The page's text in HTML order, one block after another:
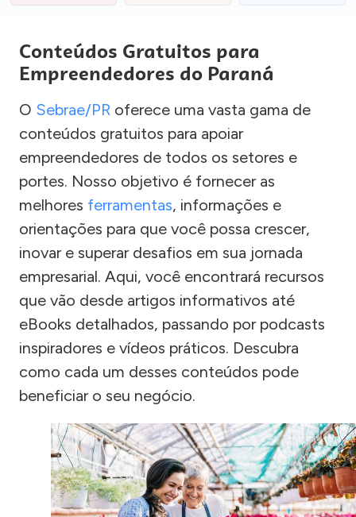
Conteúdos Gratuitos para
Empreendedores do Paraná
O Sebrae/PR oferece uma vasta gama de
conteúdos gratuitos para apoiar
empreendedores de todos os setores e
portes. Nosso objetivo é fornecer as
melhores ferramentas, informações e
orientações para que você possa crescer,
inovar e superar desafios em sua jornada
empresarial. Aqui, você encontrará recursos
que vão desde artigos informativos até
eBooks detalhados, passando por podcasts
inspiradores e vídeos práticos. Descubra
como cada um desses conteúdos pode
beneficiar o seu negócio.